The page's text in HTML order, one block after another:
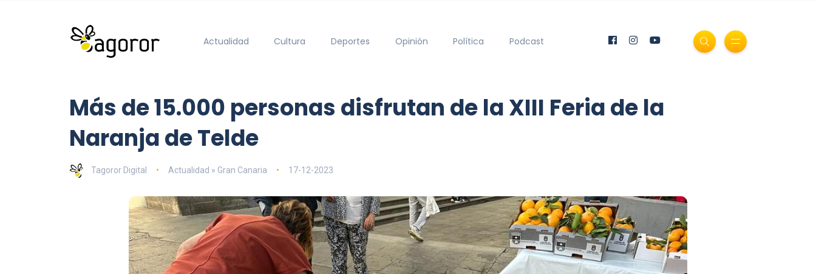
Actualidad Cultura Deportes Opinión Política Podcast
Más de 15.000 personas disfrutan de la XIII Feria de la
Naranja de Telde
Tagoror Digital Actualidad » Gran Canaria 17-12-2023